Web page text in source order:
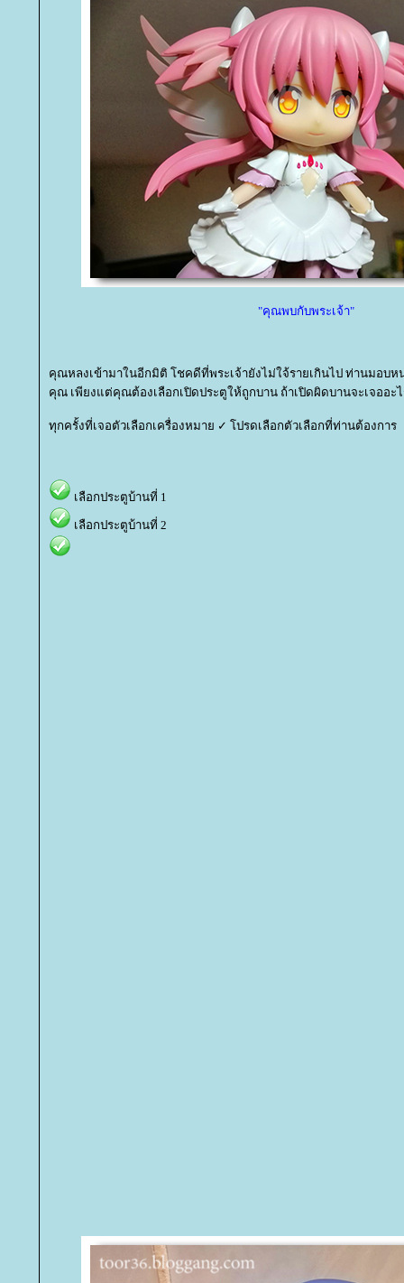
"คุณพบกับพระเจ้า"
คุณหลงเข้ามาในอีกมิติ โชคดีที่พระเจ้ายังไม่ใจ้รายเกินไป ท่านมอบ
คุณ เพียงแต่คุณต้องเลือกเปิดประตูให้ถูกบาน ถ้าเปิดผิดบานจะเจออะ
ทุกครั้งที่เจอตัวเลือกเครื่องหมาย ✓ โปรดเลือกตัวเลือกที่ท่านต้องการ
เลือกประตูบ้านที่ 1
เลือกประตูบ้านที่ 2